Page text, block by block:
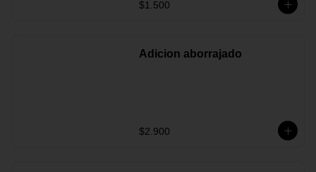
$1.500
Adicion aborrajado
$2.900